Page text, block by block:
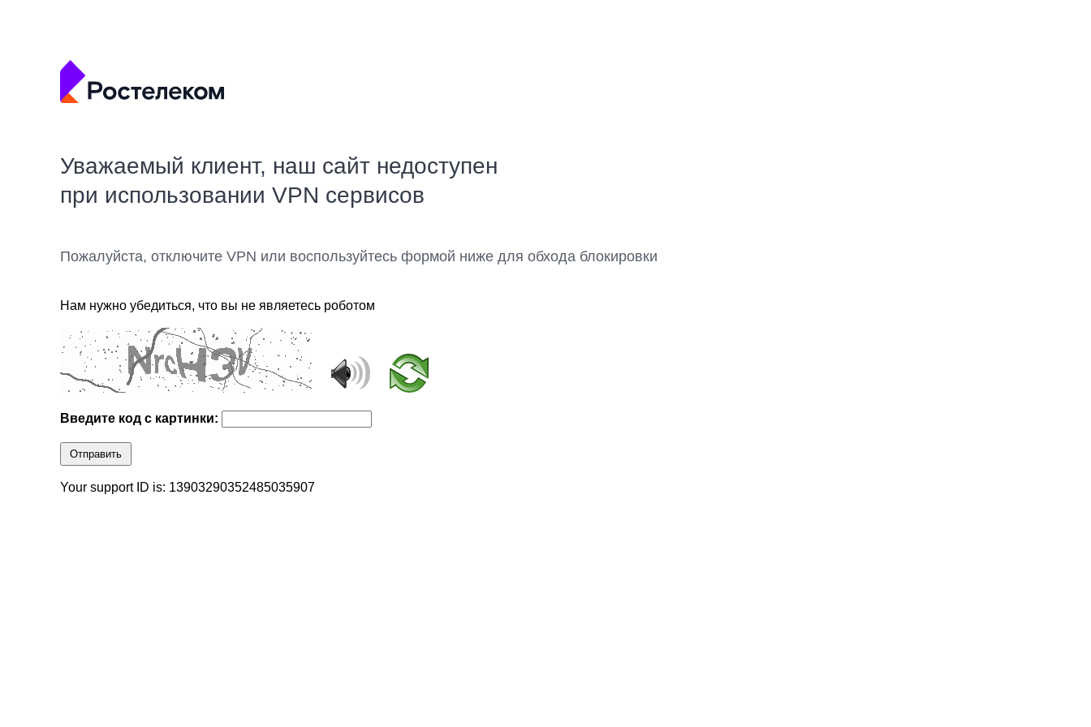
Уважаемый клиент, наш сайт недоступен
при использовании VPN сервисов
Пожалуйста, отключите VPN или воспользуйтесь формой ниже для обхода блокировки
Нам нужно убедиться, что вы не являетесь роботом
Введите код с картинки:
Отправить
Your support ID is: 13903290352485035907